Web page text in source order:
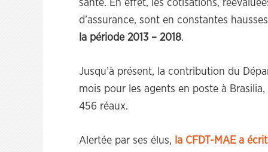
santé. En effet, les cotisations,
d’assurance, sont en constantes
la période 2013 – 2018.
Jusqu’à présent, la contribution du
mois pour les agents en poste à
456 réaux.
Alertée par ses élus, la CFDT-MAE a